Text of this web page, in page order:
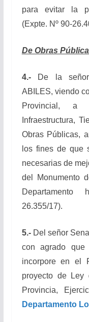
para evitar la
(Expte. Nº 90-
De Obras
4.-De la señora
ABILES, viendo
Provincial, a
Infraestructura,
Obras Públicas,
los fines de que
necesarias de
del Monumento
26.355/17).
5.-Del señor
con agrado que
incorpore en el
proyecto de Ley
Provincia,
Departamento